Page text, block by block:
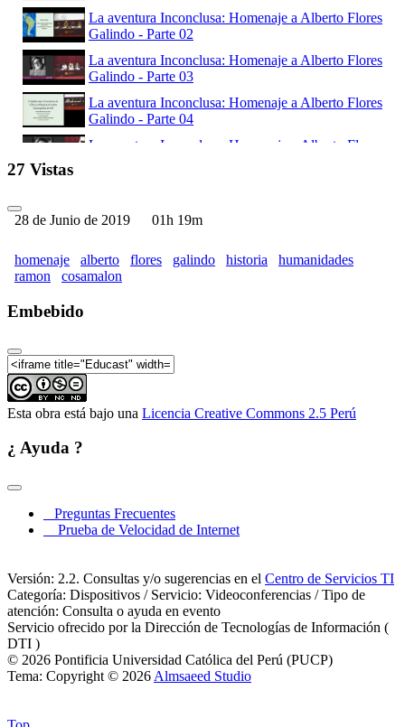
La aventura Inconclusa: Homenaje a Alberto Flores
Galindo - Parte 02
La aventura Inconclusa: Homenaje a Alberto Flores
Galindo - Parte 03
La aventura Inconclusa: Homenaje a Alberto Flores
Galindo - Parte 04
La aventura Inconclusa: Homenaje a Alberto Flores
27 Vistas
28 de Junio de 2019 01h 19m
homenaje alberto flores galindo historia
humanidades
ramon
cosamalon
Embebido
Esta obra está bajo una Licencia Creative Commons 2.5 Perú
¿ Ayuda ?
Preguntas Frecuentes
Prueba de Velocidad de Internet
Versión: 2.2. Consultas y/o sugerencias en el Centro de Servicios TI
Categoría: Dispositivos / Servicio: Videoconferencias / Tipo de
atención: Consulta o ayuda en evento
Servicio ofrecido por la Dirección de Tecnologías de Información (
DTI )
© 2026 Pontificia Universidad Católica del Perú (PUCP)
Tema: Copyright © 2026 Almsaeed Studio